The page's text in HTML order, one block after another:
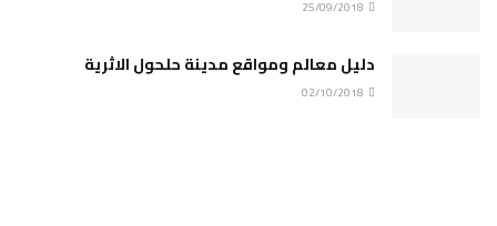
دليل معالم ومواقع مدينة حلحول الاثرية